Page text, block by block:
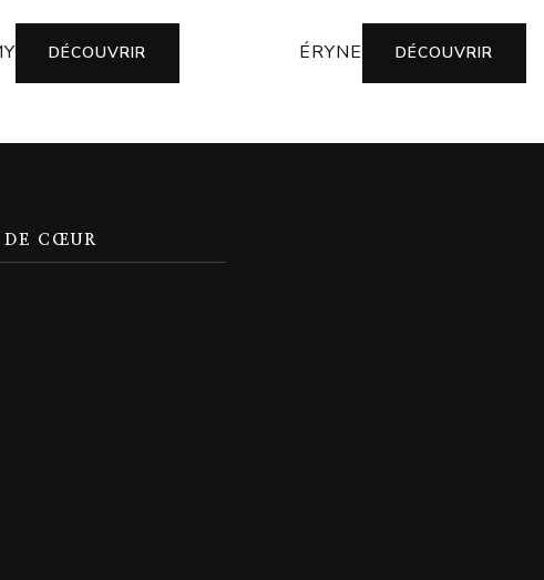
DÉCOUVRIR ÉRYNE DÉCOUVRIR
DE CŒUR